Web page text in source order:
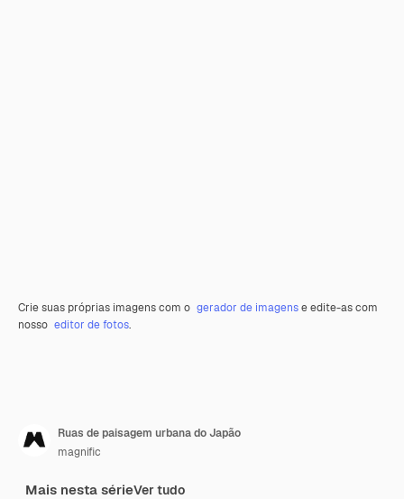
Crie suas próprias imagens com o gerador de imagense edite-as com
nosso editor de fotos.
Ruas de paisagem urbana do Japão
magnific
Mais nesta sérieVer tudo